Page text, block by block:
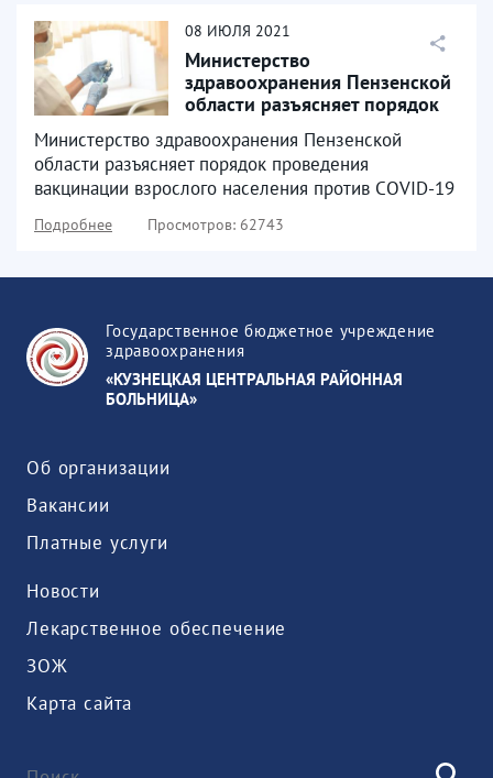
08 ИЮЛЯ 2021
Министерство
здравоохранения Пензенской
области разъясняет порядок
взрослого...
Министерство здравоохранения Пензенской
области разъясняет порядок проведения
вакцинации взрослого населения против COVID-19
Подробнее Просмотров: 62743
Государственное бюджетное учреждение
здравоохранения
«КУЗНЕЦКАЯ ЦЕНТРАЛЬНАЯ РАЙОННАЯ
БОЛЬНИЦА»
Об организации
Вакансии
Платные услуги
Новости
Лекарственное обеспечение
ЗОЖ
Карта сайта